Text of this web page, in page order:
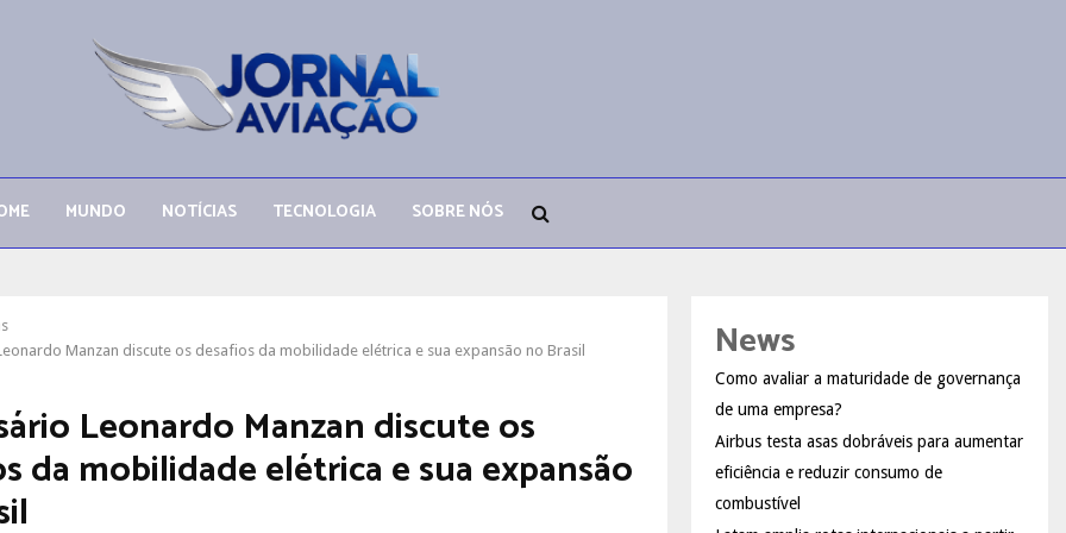
MUNDO NOTÍCIAS TECNOLOGIA SOBRE NÓS
Manzan discute os desafios da mobilidade elétrica e sua expansão no Brasil
Leonardo Manzan discute os
da mobilidade elétrica e sua expansão
News
Como avaliar a maturidade de governança
de uma empresa?
Airbus testa asas dobráveis para aumentar
eficiência e reduzir consumo de
combustível